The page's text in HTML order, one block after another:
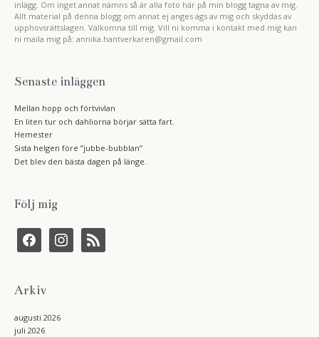
inlägg. Om inget annat nämns så är alla foto här på min blogg tagna av mig.
Allt material på denna blogg om annat ej anges ägs av mig och skyddas av
upphovsrättslagen. Välkomna till mig. Vill ni komma i kontakt med mig kan
ni maila mig på: annika.hantverkaren@gmail.com
Senaste inläggen
Mellan hopp och förtvivlan
En liten tur och dahliorna börjar sätta fart.
Hemester
Sista helgen före ”jubbe-bubblan”
Det blev den bästa dagen på länge.
Följ mig
f
c
o
i
s
m
r
s
Arkiv
augusti 2026
juli 2026